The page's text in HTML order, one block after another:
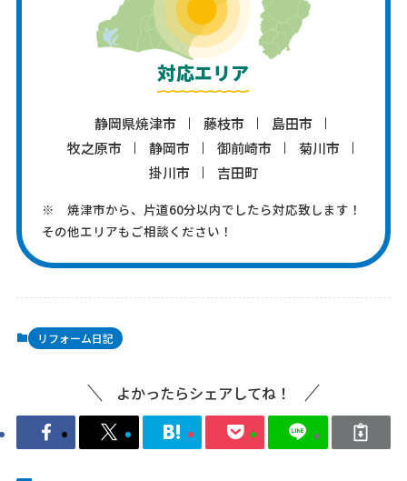
対応エリア
静岡県焼津市 藤枝市
島田市
牧之原市
静岡市 御前崎市
菊川市
掛川市
吉田町
※ 焼津市から、片道60分以内でしたら対応致します！
その他エリアもご相談ください！
リフォーム日記
よかったらシェアしてね！